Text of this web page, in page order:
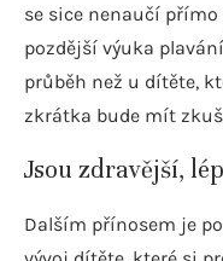
se sice nenaučí přímo
pozdější výuka
průběh než u dítěte,
zkrátka bude mít
Jsou zdravější,
Dalším přínosem je